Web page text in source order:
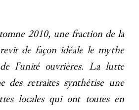
2010, une fraction de la
de façon idéale le mythe
l’unité ouvrières. La lutte
des retraites synthétise une
locales qui ont toutes en